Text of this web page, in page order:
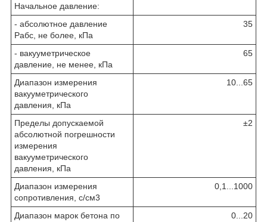
Начальное давление:
- абсолютное давление
Pабс, не более, кПа
35
- вакууметрическое
давление, не менее, кПа
65
Диапазон измерения
вакууметрического
давления, кПа
10...65
Пределы допускаемой
абсолютной погрешности
измерения
вакууметрического
давления, кПа
±2
Диапазон измерения
сопротивления, с/см3
0,1...1000
Диапазон марок бетона по
0...20